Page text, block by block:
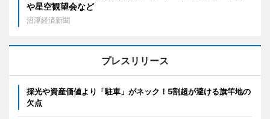
や星空観望会など
沼津経済新聞
プレスリリース
採光や資産価値より「駐車」がネック！5割超が避ける旗竿地の
欠点